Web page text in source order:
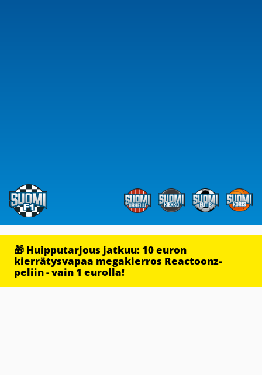
🎁 Huipputarjous jatkuu: 10 euron
kierrätysvapaa megakierros Reactoonz-
peliin - vain 1 eurolla!